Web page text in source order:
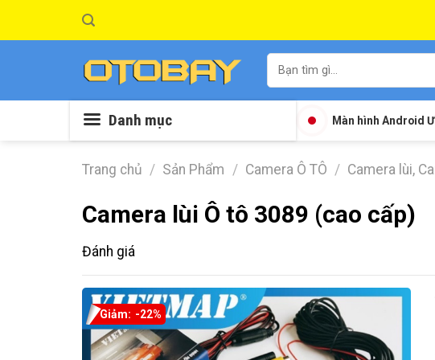
Tìm
kiếm:
Danh mục Màn hình Android
Trang chủ / Sản Phẩm / Camera Ô TÔ / Camera lùi,
Camera lùi Ô tô 3089 (cao cấp)
Đánh giá
-22%